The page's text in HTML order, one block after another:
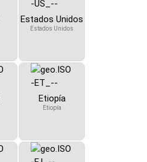
Estados Unidos
Estados Unidos
Etiopía
Etiopía